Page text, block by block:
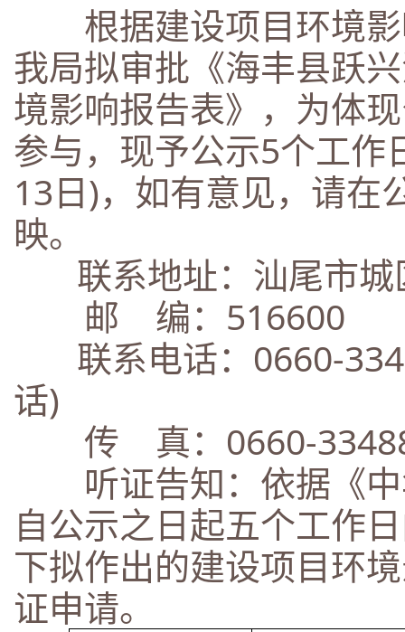
根据建设项目环境影
我局拟审批《海丰县跃
境影响报告表》，为体
参与，现予公示5个工
13日)，如有意见，请在
映。
联系地址：汕尾市城
邮 编：516600
联系电话：0660-
话)
传 真：0660-
听证告知：依据《中
自公示之日起五个工作
下拟作出的建设项目环
证申请。